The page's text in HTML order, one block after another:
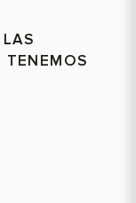
TENEMOS